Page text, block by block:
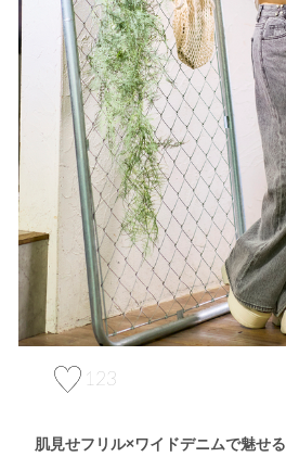
123
肌見せフリル×ワイドデニムで魅せる